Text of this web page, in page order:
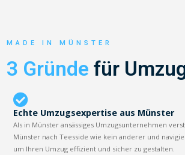
MADE IN MÜNSTER
3 Gründe für
Echte Umzugsexpertise aus Münster
Als in Münster ansässiges Umzugsunternehmen
Münster nach Teesside wie kein anderer und
um Ihren Umzug effizient und sicher zu gestalten.